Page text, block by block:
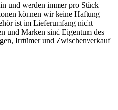
und werden immer pro Stück
können wir keine Haftung
ist im Lieferumfang nicht
und Marken sind Eigentum des
Irrtümer und Zwischenverkauf